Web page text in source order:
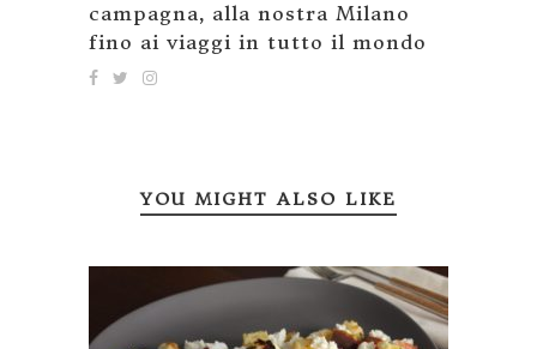
campagna, alla nostra Milano
fino ai viaggi in tutto il mondo
YOU MIGHT ALSO LIKE